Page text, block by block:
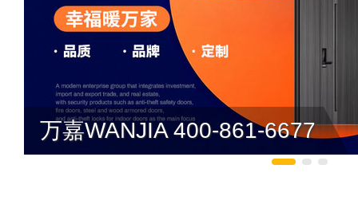
万嘉WANJIA 400-861-6677